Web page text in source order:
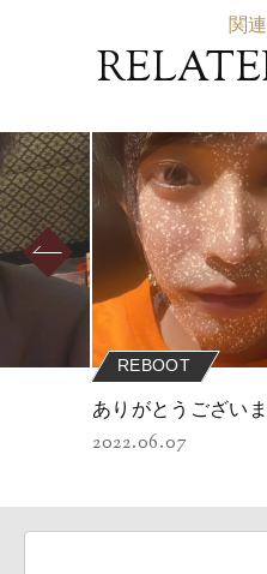
関
REBOOT
ありがとうござい
2022.06.07